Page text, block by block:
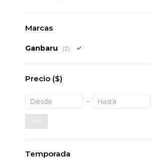
Marcas
Ganbaru (2)
Precio ($)
OK
Temporada